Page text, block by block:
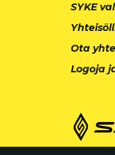
SYKE
Ota
Logoja